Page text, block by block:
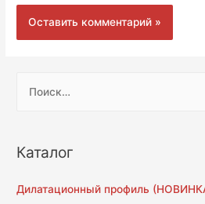
т
:
Каталог
Дилатационный профиль